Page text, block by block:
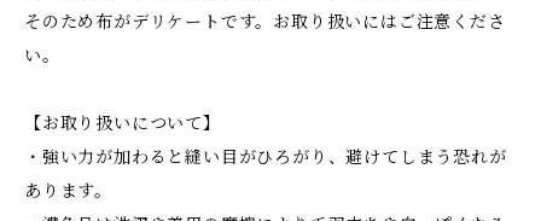
そのため布がデリケートです。お取り扱いにはご注意くださ
い。
【お取り扱いについて】
・強い力が加わると縫い目がひろがり、避けてしまう恐れが
あります。